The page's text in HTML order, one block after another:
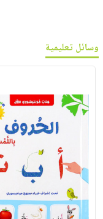
وسائل تعليمية